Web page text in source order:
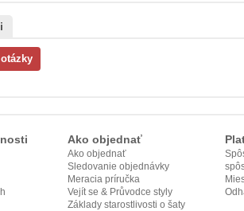
Ako objednať
Ako objednať
Sledovanie objednávky
Meracia príručka
Vejít se & Průvodce styly
Základy starostlivosti o šaty